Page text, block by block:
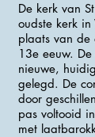
De kerk van
oudste kerk
plaats van de
13e eeuw.
nieuwe,
gelegd. De
door
pas voltooid in
met